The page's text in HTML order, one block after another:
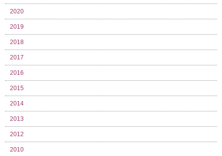
2020
2019
2018
2017
2016
2015
2014
2013
2012
2010